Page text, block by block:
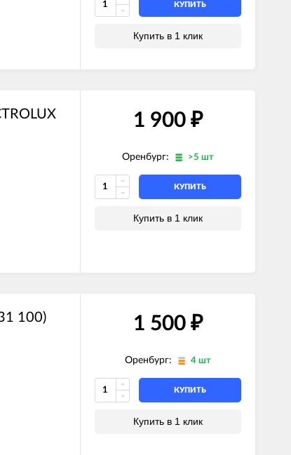
КУПИТЬ
Купить в 1 клик
1 900 ₽
Оренбург: >5 шт
КУПИТЬ
Купить в 1 клик
100)
1 500 ₽
Оренбург: 4 шт
КУПИТЬ
Купить в 1 клик